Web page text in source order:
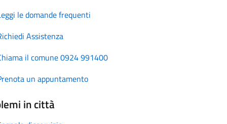
le domande frequenti
Assistenza
il comune 0924 991400
un appuntamento
in città